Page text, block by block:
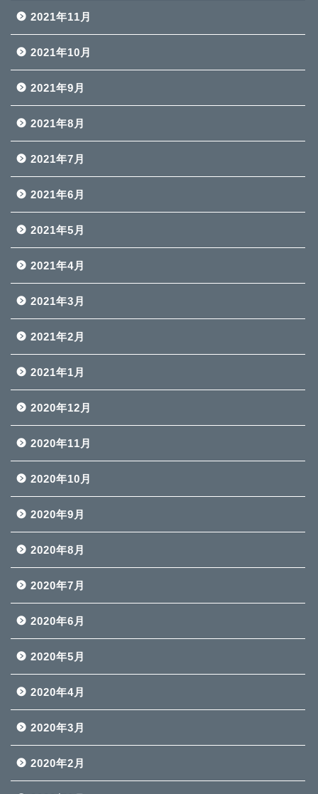
2021年11月
2021年10月
2021年9月
2021年8月
2021年7月
2021年6月
2021年5月
2021年4月
2021年3月
2021年2月
2021年1月
2020年12月
2020年11月
2020年10月
2020年9月
2020年8月
2020年7月
2020年6月
2020年5月
2020年4月
2020年3月
2020年2月